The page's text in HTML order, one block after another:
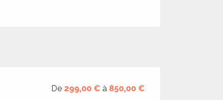
De 299,00 € à 850,00 €